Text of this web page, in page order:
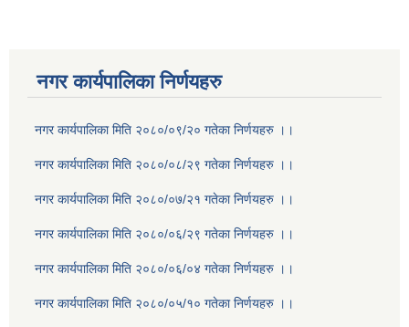
नगर कार्यपालिका निर्णयहरु
नगर कार्यपालिका मिति २०८०/०९/२० गतेका निर्णयहरु ।।
नगर कार्यपालिका मिति २०८०/०८/२९ गतेका निर्णयहरु ।।
नगर कार्यपालिका मिति २०८०/०७/२१ गतेका निर्णयहरु ।।
नगर कार्यपालिका मिति २०८०/०६/२९ गतेका निर्णयहरु ।।
नगर कार्यपालिका मिति २०८०/०६/०४ गतेका निर्णयहरु ।।
नगर कार्यपालिका मिति २०८०/०५/१० गतेका निर्णयहरु ।।